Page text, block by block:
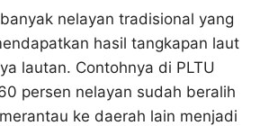
nelayan tradisional yang
hasil tangkapan laut
lautan. Contohnya di PLTU
persen nelayan sudah beralih
ke daerah lain menjadi